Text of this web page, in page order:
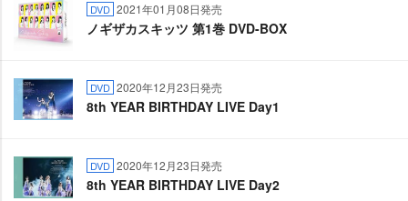
DVD 2021年01月08日発売
ノギザカスキッツ 第1巻 DVD-BOX
DVD 2020年12月23日発売
8th YEAR BIRTHDAY LIVE Day1
DVD 2020年12月23日発売
8th YEAR BIRTHDAY LIVE Day2